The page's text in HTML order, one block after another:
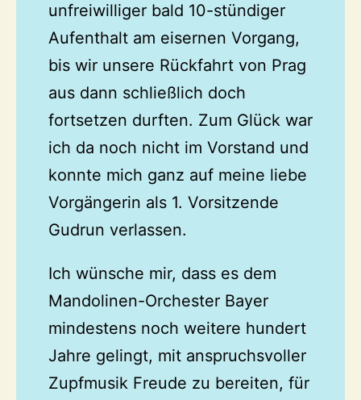
unfreiwilliger bald 10-stündiger
Aufenthalt am eisernen Vorgang,
bis wir unsere Rückfahrt von Prag
aus dann schließlich doch
fortsetzen durften. Zum Glück war
ich da noch nicht im Vorstand und
konnte mich ganz auf meine liebe
Vorgängerin als 1. Vorsitzende
Gudrun verlassen.
Ich wünsche mir, dass es dem
Mandolinen-Orchester Bayer
mindestens noch weitere hundert
Jahre gelingt, mit anspruchsvoller
Zupfmusik Freude zu bereiten, für